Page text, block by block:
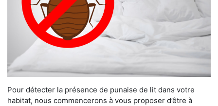
Pour détecter la présence de punaise de lit dans votre
habitat, nous commencerons à vous proposer d’être à